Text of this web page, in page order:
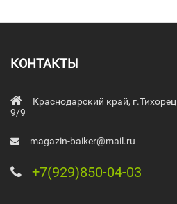
КОНТАКТЫ
Краснодарский край,
9/9
magazin-baiker@mail.ru
+7(929)850-04-03